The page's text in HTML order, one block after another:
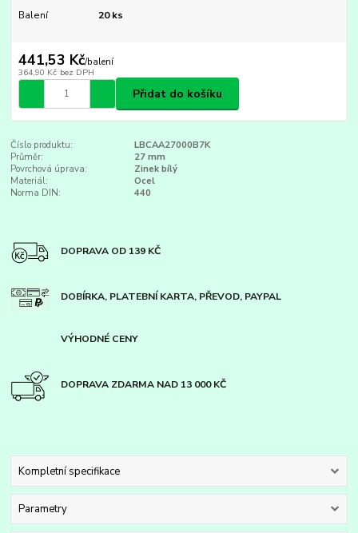
Balení
20 ks
441,53 Kč/balení
364,90 Kč bez DPH
Přidat do košíku
Číslo produktu:
LBCAA27000B7K
Průměr:
27 mm
Povrchová úprava:
Zinek bílý
Materiál:
Ocel
Norma DIN:
440
DOPRAVA OD 139 KČ
DOBÍRKA, PLATEBNÍ KARTA, PŘEVOD, PAYPAL
VÝHODNÉ CENY
DOPRAVA ZDARMA NAD 13 000 KČ
Kompletní specifikace
Parametry